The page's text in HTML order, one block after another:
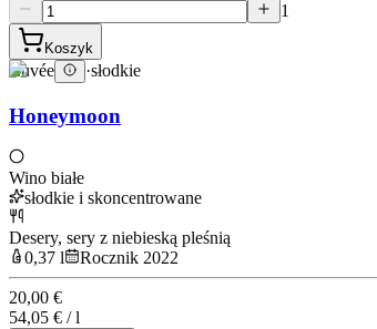
1
Koszyk
Cuvée ·słodkie
Honeymoon
Wino białe
słodkie i skoncentrowane
Desery, sery z niebieską pleśnią
0,37 l
Rocznik 2022
20,00 €
54,05 € / l